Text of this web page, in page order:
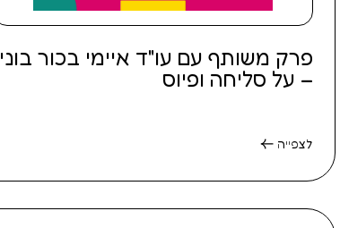
פרק משותף עם עו"ד איימי בכור בוני
– על סליחה ופיוס
לצפייה